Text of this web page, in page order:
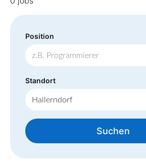
Position
Standort
Suchen